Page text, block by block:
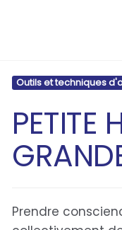
Outils et techniques
PETITE
Prendre